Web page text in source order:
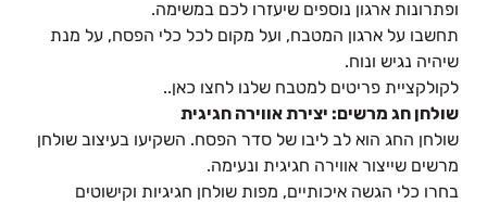
ופתרונות ארגון נוספים שיעזרו לכם במשימה.
תחשבו על ארגון המטבח, ועל מקום לכל כלי הפסח, על מנת
שיהיה נגיש ונוח.
לקולקציית פריטים למטבח שלנו לחצו כאן..
שולחן חג מרשים: יצירת אווירה חגיגית
שולחן החג הוא לב ליבו של סדר הפסח. השקיעו בעיצוב שולחן
מרשים שייצור אווירה חגיגית ונעימה.
בחרו כלי הגשה איכותיים, מפות שולחן חגיגיות וקישוטים